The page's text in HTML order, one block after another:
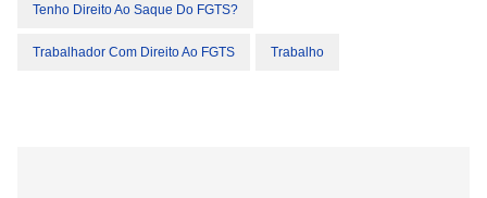
Tenho Direito Ao Saque Do FGTS?
Trabalhador Com Direito Ao FGTS Trabalho